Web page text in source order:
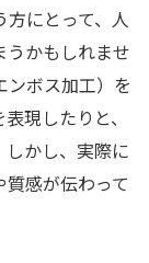
方にとって、人
かもしれませ
ンボス加工）を
現したりと、
かし、実際に
感が伝わって